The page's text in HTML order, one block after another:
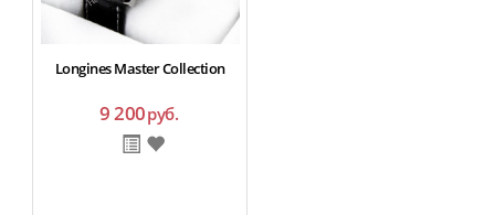
Longines Master Collection
9 200руб.